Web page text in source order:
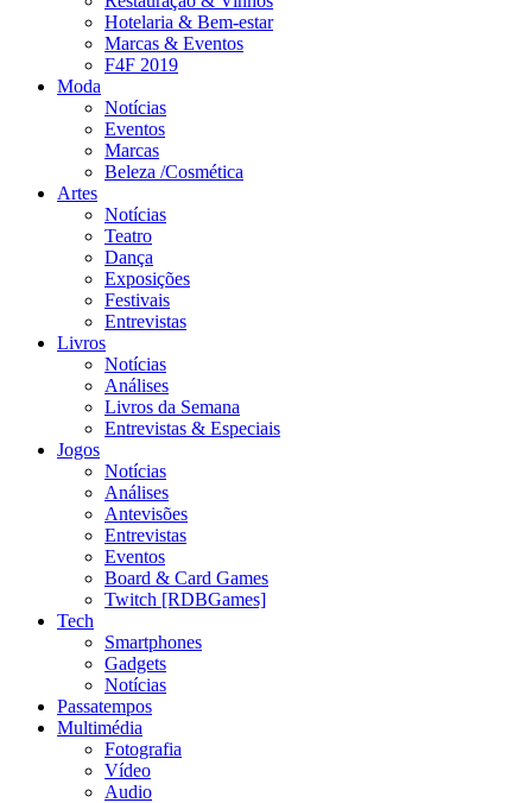
Hotelaria & Bem-estar
Marcas & Eventos
F4F 2019
Moda
Notícias
Eventos
Marcas
Beleza /Cosmética
Artes
Notícias
Teatro
Dança
Exposições
Festivais
Entrevistas
Livros
Notícias
Análises
Livros da Semana
Entrevistas & Especiais
Jogos
Notícias
Análises
Antevisões
Entrevistas
Eventos
Board & Card Games
Twitch [RDBGames]
Tech
Smartphones
Gadgets
Notícias
Passatempos
Multimédia
Fotografia
Vídeo
Audio